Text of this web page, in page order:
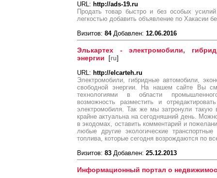
URL: http://ads-19.ru
Продать товар быстро и без особых
легкостью добавить объявление по Хакасии
Визитов: 84Добавлен: 12.06.2016
Элькартех - электромобили,
энергии [ru]
URL: http://elcarteh.ru
Электромобили, гибридные автомобили,
свободной энергии. На нашем сайте Вы
технологиями в области
возможность разместить и
электромобиля. Так же мы затронули такую
крайне актуальна на сегодняшний день.
в экодомах, оставить комментарий и
любые другие экологические
топлива, которые сегодня возрождаются по
Визитов: 83 Добавлен: 25.12.2013
Информационный портал о